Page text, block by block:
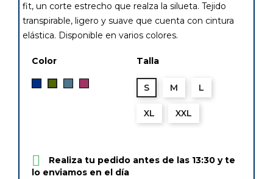
fit, un corte estrecho que realza la silueta. Tejido
transpirable, ligero y suave que cuenta con cintura
elástica. Disponible en varios colores.
Color
Marino
VerdeAzulFrambuesa
Talla
S M L
XL XXL

Realiza tu pedido antes de las 13:30 y te
lo enviamos en el día